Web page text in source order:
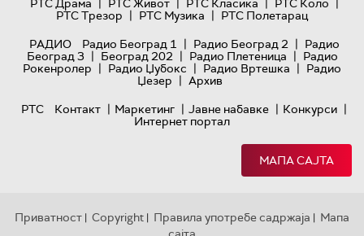
РТС Драма | РТС Живот | РТС Класика | РТС Коло |
РТС Трезор | РТС Музика | РТС Полетарац
РАДИО
Радио Београд 1 | Радио Београд 2 | Радио
Београд 3 | Београд 202 | Радио Плетеница | Радио
Рокенролер | Радио Џубокс | Радио Вртешка | Радио
Џезер | Архив
РТС
Контакт | Маркетинг | Јавне набавке | Конкурси |
Интернет портал
МАПА САЈТА
Приватност | Copyright | Правила употребе садржаја | Мапа